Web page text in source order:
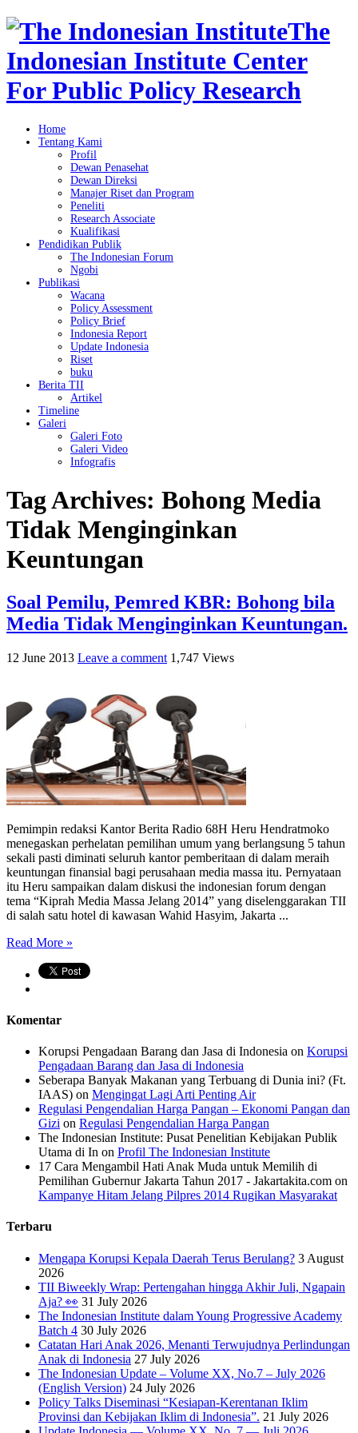
The
Indonesian Institute Center
For Public Policy Research
Home
Tentang Kami
Profil
Dewan Penasehat
Dewan Direksi
Manajer Riset dan Program
Peneliti
Research Associate
Kualifikasi
Pendidikan Publik
The Indonesian Forum
Ngobi
Publikasi
Wacana
Policy Assessment
Policy Brief
Indonesia Report
Update Indonesia
Riset
buku
Berita TII
Artikel
Timeline
Galeri
Galeri Foto
Galeri Video
Infografis
Tag Archives: Bohong Media
Tidak Menginginkan
Keuntungan
Soal Pemilu, Pemred KBR: Bohong bila
Media Tidak Menginginkan Keuntungan.
12 June 2013 Leave a comment 1,747 Views
Pemimpin redaksi Kantor Berita Radio 68H Heru Hendratmoko
menegaskan perhelatan pemilihan umum yang berlangsung 5 tahun
sekali pasti diminati seluruh kantor pemberitaan di dalam meraih
keuntungan finansial bagi perusahaan media massa itu. Pernyataan
itu Heru sampaikan dalam diskusi the indonesian forum dengan
tema “Kiprah Media Massa Jelang 2014” yang diselenggarakan TII
di salah satu hotel di kawasan Wahid Hasyim, Jakarta ...
Read More »
Komentar
Korupsi Pengadaan Barang dan Jasa di Indonesia on Korupsi
Pengadaan Barang dan Jasa di Indonesia
Seberapa Banyak Makanan yang Terbuang di Dunia ini? (Ft.
IAAS) on Mengingat Lagi Arti Penting Air
Regulasi Pengendalian Harga Pangan – Ekonomi Pangan dan
Gizi on Regulasi Pengendalian Harga Pangan
The Indonesian Institute: Pusat Penelitian Kebijakan Publik
Utama di In on Profil The Indonesian Institute
17 Cara Mengambil Hati Anak Muda untuk Memilih di
Pemilihan Gubernur Jakarta Tahun 2017 - Jakartakita.com on
Kampanye Hitam Jelang Pilpres 2014 Rugikan Masyarakat
Terbaru
Mengapa Korupsi Kepala Daerah Terus Berulang? 3 August
2026
TII Biweekly Wrap: Pertengahan hingga Akhir Juli, Ngapain
Aja? 👀 31 July 2026
The Indonesian Institute dalam Young Progressive Academy
Batch 4 30 July 2026
Catatan Hari Anak 2026, Menanti Terwujudnya Perlindungan
Anak di Indonesia 27 July 2026
The Indonesian Update – Volume XX, No.7 – July 2026
(English Version) 24 July 2026
Policy Talks Diseminasi “Kesiapan-Kerentanan Iklim
Provinsi dan Kebijakan Iklim di Indonesia”. 21 July 2026